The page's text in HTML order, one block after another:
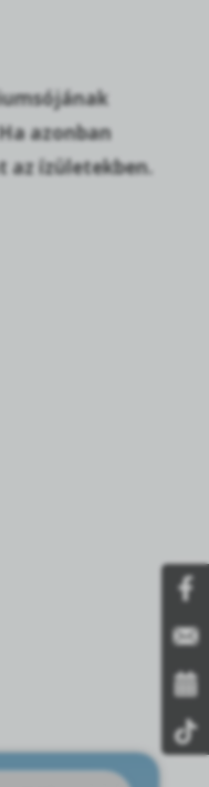
azonban
az ízületekben.